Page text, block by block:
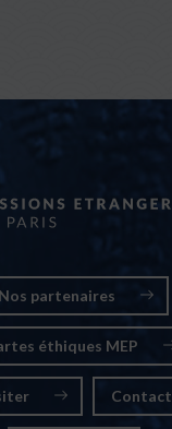
Nos partenaires
éthiques MEP
Contact